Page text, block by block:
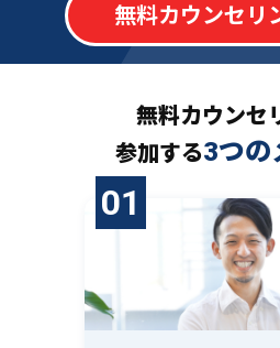
無料カウンセリ
無料カウンセ
参加する3つの
01